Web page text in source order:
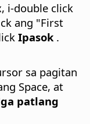
i-double click
ang "First
Ipasok.
sa pagitan
Space, at
patlang